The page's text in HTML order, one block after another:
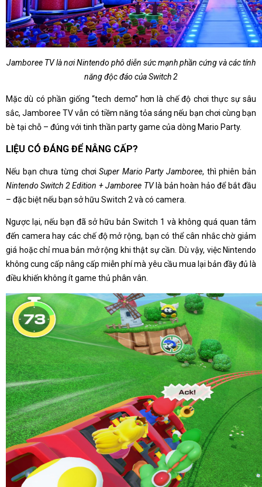
Jamboree TV là nơi Nintendo phô diễn sức mạnh phần cứng và các tính
năng độc đáo của Switch 2
Mặc dù có phần giống “tech demo” hơn là chế độ chơi thực sự sâu
sắc, Jamboree TV vẫn có tiềm năng tỏa sáng nếu bạn chơi cùng bạn
bè tại chỗ – đúng với tinh thần party game của dòng Mario Party.
LIỆU CÓ ĐÁNG ĐỂ NÂNG CẤP?
Nếu bạn chưa từng chơiSuper Mario Party Jamboree, thì phiên bản
Nintendo Switch 2 Edition + Jamboree TVlà bản hoàn hảo để bắt đầu
– đặc biệt nếu bạn sở hữu Switch 2 và có camera.
Ngược lại, nếu bạn đã sở hữu bản Switch 1 và không quá quan tâm
đến camera hay các chế độ mở rộng, bạn có thể cân nhắc chờ giảm
giá hoặc chỉ mua bản mở rộng khi thật sự cần. Dù vậy, việc Nintendo
không cung cấp nâng cấp miễn phí mà yêu cầu mua lại bản đầy đủ là
điều khiến không ít game thủ phân vân.